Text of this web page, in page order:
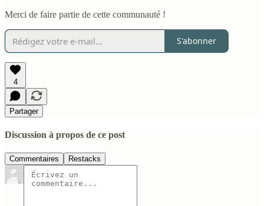
Merci de faire partie de cette communauté !
S'abonner
4
Partager
Discussion à propos de ce post
Commentaires Restacks